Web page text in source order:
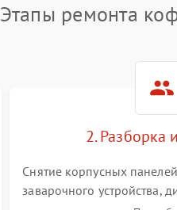
Этапы ремонта
2. Разборка
Снятие корпусных
заварочного устройства,